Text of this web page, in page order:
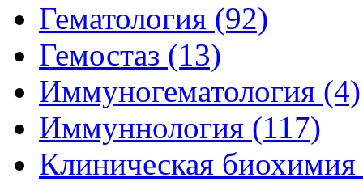
Гематология (92)
Гемостаз (13)
Иммуногематология (4)
Иммуннология (117)
Клиническая